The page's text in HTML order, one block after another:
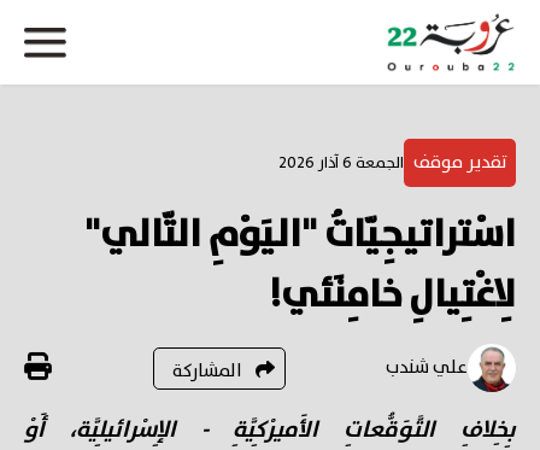
تقدير موقف الجمعة 6 آذار 2026
اسْتراتيجِيّاتُ "اليَوْمِ التّالي"
لِاغْتِيالِ خامِنَئي!
علي شندب المشاركة
بِخِلافِ التَّوَقُّعاتِ الأَميرْكِيَّةِ - الإِسْرائيلِيَّة، أَوْ